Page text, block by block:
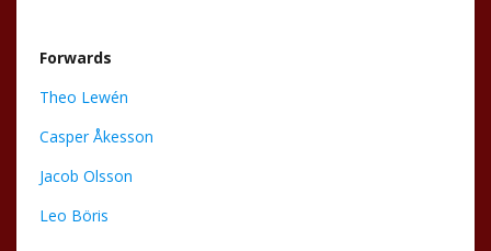
Forwards
Theo Lewén
Casper Åkesson
Jacob Olsson
Leo Böris